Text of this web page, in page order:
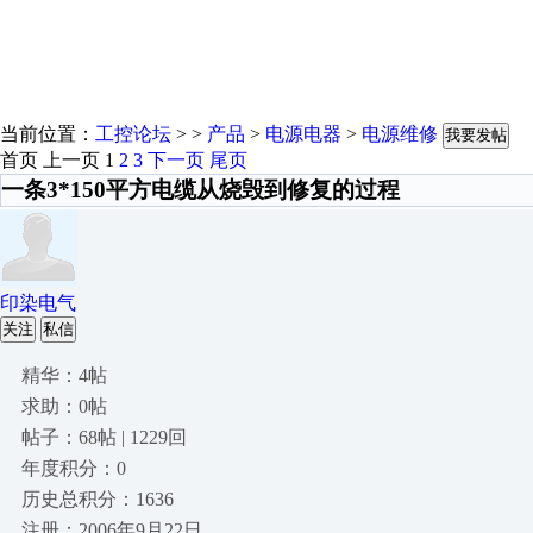
当前位置： 工控论坛 > > 产品 > 电源电器 > 电源维修 我要发帖
首页 上一页 1 2 3 下一页 尾页
一条3*150平方电缆从烧毁到修复的过程
印染电气
关注 私信
精华：4帖
求助：0帖
帖子：68帖 | 1229回
年度积分：0
历史总积分：1636